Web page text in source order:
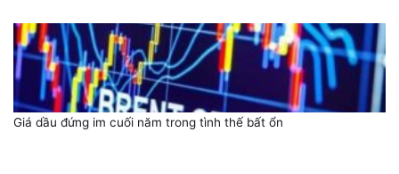
Giá dầu đứng im cuối năm trong tình thế bất ổn